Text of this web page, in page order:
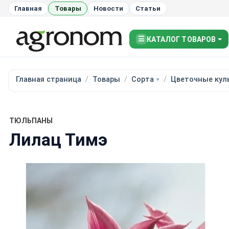
Главная Товары Новости Статьи
☰ КАТАЛОГ ТОВАРОВ
Главная страница Товары Сорта Цветочные
ТЮЛЬПАНЫ
Лилац Тимэ